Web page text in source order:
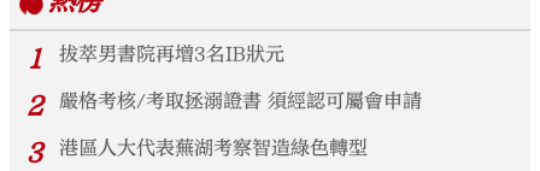
1
拔萃男書院再增3名IB狀元
2 嚴格考核/考取拯溺證書 須經認可屬會申請
3 港區人大代表蕪湖考察智造綠色轉型